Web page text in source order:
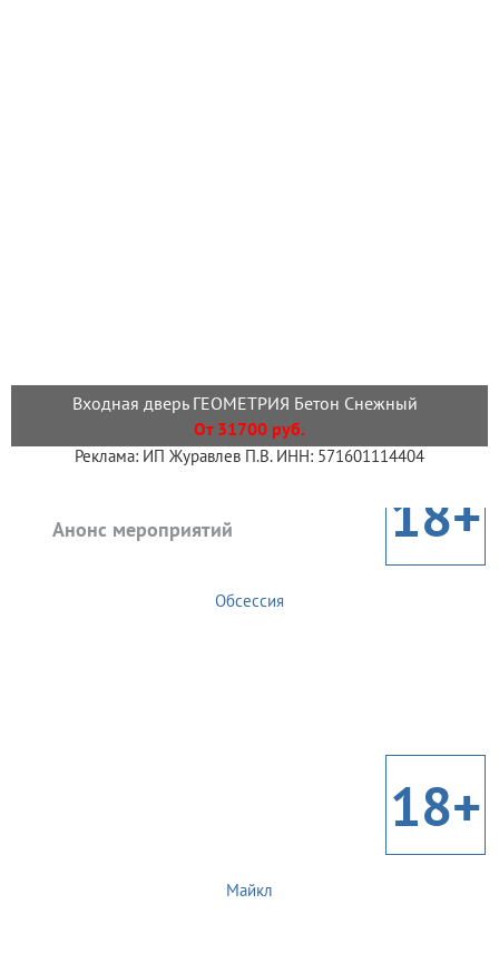
Входная дверь ГЕОМЕТРИЯ Бетон Снежный
От 31700 руб.
Реклама: ИП Журавлев П.В. ИНН: 571601114404
Анонс мероприятий 18+
Обсессия
18+
Майкл